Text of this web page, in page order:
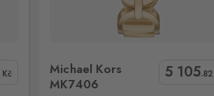
Kč
Michael Kors
MK7406
5 105.82